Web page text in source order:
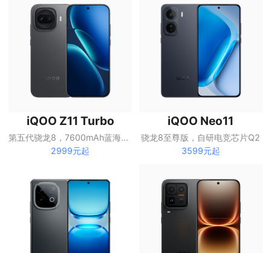
iQOO Z11 Turbo
第五代骁龙8，7600mAh蓝海电池
2999元起
iQOO Neo11
骁龙8至尊版，自研电竞芯片Q2
3599元起